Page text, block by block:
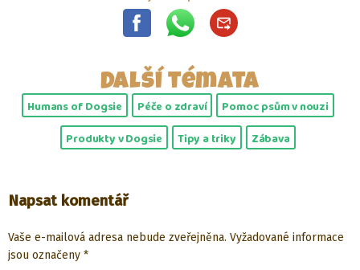
Další témata
Humans of Dogsie Péče o zdraví
Pomoc psům v nouzi
Produkty v Dogsie
Tipy a triky Zábava
Napsat komentář
Vaše e-mailová adresa nebude zveřejněna. Vyžadované informace
jsou označeny *